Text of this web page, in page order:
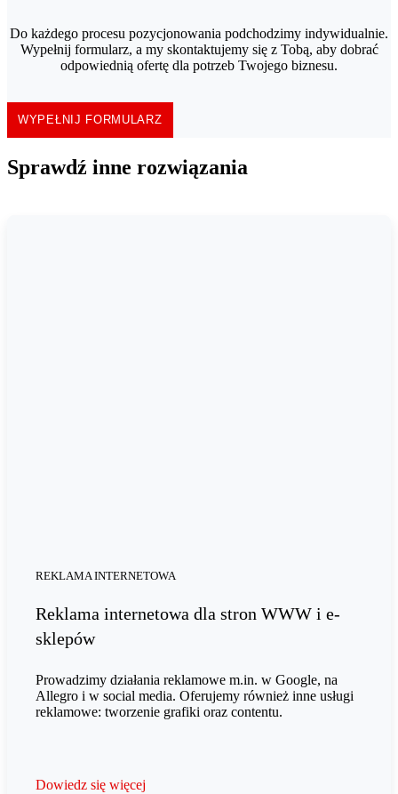
Do każdego procesu pozycjonowania podchodzimy indywidualnie.
Wypełnij formularz, a my skontaktujemy się z Tobą, aby dobrać
odpowiednią ofertę dla potrzeb Twojego biznesu.
WYPEŁNIJ FORMULARZ
Sprawdź inne rozwiązania
REKLAMA INTERNETOWA
Reklama internetowa dla stron WWW i e-
sklepów
Prowadzimy działania reklamowe m.in. w Google, na
Allegro i w social media. Oferujemy również inne usługi
reklamowe: tworzenie grafiki oraz contentu.
Dowiedz się więcej